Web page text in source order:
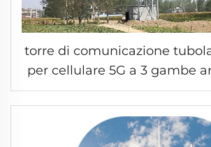
torre di comunicazione
per cellulare 5G a 3 gambe
in tubo d'acciaio